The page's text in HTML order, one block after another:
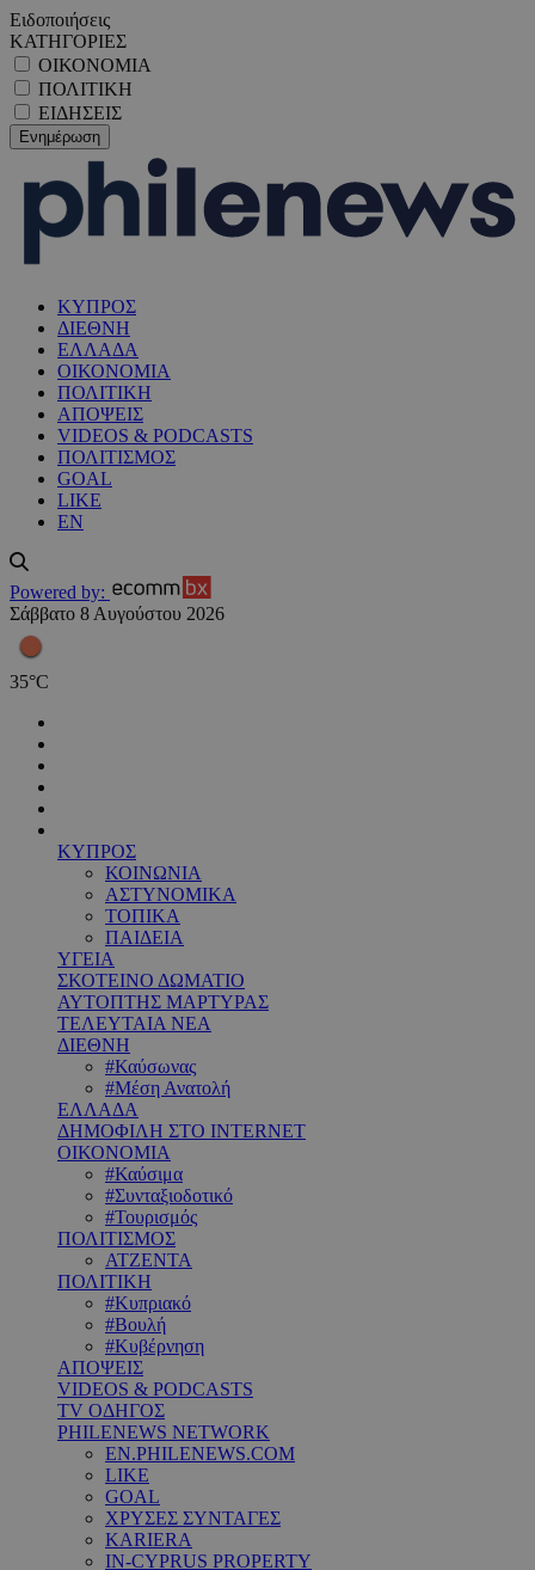
Ειδοποιήσεις
ΚΑΤΗΓΟΡΙΕΣ
ΟΙΚΟΝΟΜΙΑ
ΠΟΛΙΤΙΚΗ
ΕΙΔΗΣΕΙΣ
ΚΥΠΡΟΣ
ΔΙΕΘΝΗ
ΕΛΛΑΔΑ
ΟΙΚΟΝΟΜΙΑ
ΠΟΛΙΤΙΚΗ
ΑΠΟΨΕΙΣ
VIDEOS & PODCASTS
ΠΟΛΙΤΙΣΜΟΣ
GOAL
LIKE
EN
Powered by:
Σάββατο 8 Αυγούστου 2026
35°C
ΚΥΠΡΟΣ
ΚΟΙΝΩΝΙΑ
ΑΣΤΥΝΟΜΙΚΑ
ΤΟΠΙΚΑ
ΠΑΙΔΕΙΑ
ΥΓΕΙΑ
ΣΚΟΤΕΙΝΟ ΔΩΜΑΤΙΟ
ΑΥΤΟΠΤΗΣ ΜΑΡΤΥΡΑΣ
ΤΕΛΕΥΤΑΙΑ ΝΕΑ
ΔΙΕΘΝΗ
#Καύσωνας
#Μέση Ανατολή
ΕΛΛΑΔΑ
ΔΗΜΟΦΙΛΗ ΣΤΟ INTERNET
ΟΙΚΟΝΟΜΙΑ
#Καύσιμα
#Συνταξιοδοτικό
#Τουρισμός
ΠΟΛΙΤΙΣΜΟΣ
ΑΤΖΕΝΤΑ
ΠΟΛΙΤΙΚΗ
#Κυπριακό
#Βουλή
#Κυβέρνηση
ΑΠΟΨΕΙΣ
VIDEOS & PODCASTS
TV ΟΔΗΓΟΣ
PHILENEWS NETWORK
EN.PHILENEWS.COM
LIKE
GOAL
ΧΡΥΣΕΣ ΣΥΝΤΑΓΕΣ
KARIERA
IN-CYPRUS PROPERTY